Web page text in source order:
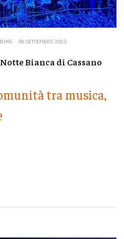
08 SETTEMBRE 2025
Bianca di Cassano
tra musica,